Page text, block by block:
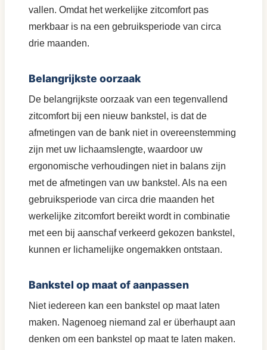
vallen. Omdat het werkelijke zitcomfort pas
merkbaar is na een gebruiksperiode van circa
drie maanden.
Belangrijkste oorzaak
De belangrijkste oorzaak van een tegenvallend
zitcomfort bij een nieuw bankstel, is dat de
afmetingen van de bank niet in overeenstemming
zijn met uw lichaamslengte, waardoor uw
ergonomische verhoudingen niet in balans zijn
met de afmetingen van uw bankstel. Als na een
gebruiksperiode van circa drie maanden het
werkelijke zitcomfort bereikt wordt in combinatie
met een bij aanschaf verkeerd gekozen bankstel,
kunnen er lichamelijke ongemakken ontstaan.
Bankstel op maat of aanpassen
Niet iedereen kan een bankstel op maat laten
maken. Nagenoeg niemand zal er überhaupt aan
denken om een bankstel op maat te laten maken.